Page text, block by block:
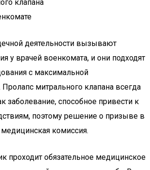
клапана
деятельности вызывают
у врачей военкомата, и они подходят
с максимальной
митрального клапана всегда
заболевание, способное привести к
поэтому решение о призыве в
комиссия.
проходит обязательное медицинское